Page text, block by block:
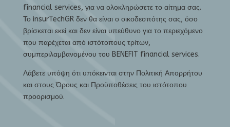
financial services, για να ολοκληρώσετε το αίτημα σας.
Το insurTechGR δεν θα είναι ο οικοδεσπότης σας, όσο
βρίσκεται εκεί και δεν είναι υπεύθυνο για το περιεχόμενο
που παρέχεται από ιστότοπους τρίτων,
συμπεριλαμβανομένου του BENEFIT financial services.
Λάβετε υπόψη ότι υπόκεινται στην Πολιτική Απορρήτου
και στους Όρους και Προϋποθέσεις του ιστότοπου
προορισμού.